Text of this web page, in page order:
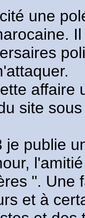
une
affaire
site
je publie
". Une
et à